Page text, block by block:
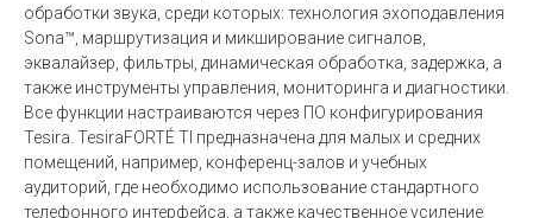
обработки звука, среди которых: технология эхоподавления
Sona™, маршрутизация и микширование сигналов,
эквалайзер, фильтры, динамическая обработка, задержка, а
также инструменты управления, мониторинга и диагностики.
Все функции настраиваются через ПО конфигурирования
Tesira. TesiraFORTÉ TI предназначена для малых и средних
помещений, например, конференц-залов и учебных
аудиторий, где необходимо использование стандартного
телефонного интерфейса, а также качественное усиление